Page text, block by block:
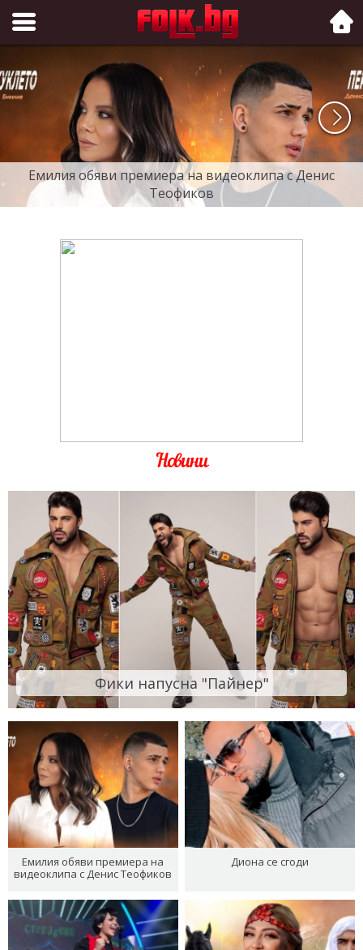
Folk.bg
Емилия обяви премиера на видеоклипа с Денис
Теофиков
Новини
Фики напусна "Пайнер"
Емилия обяви премиера на
видеоклипа с Денис Теофиков
Диона се сгоди